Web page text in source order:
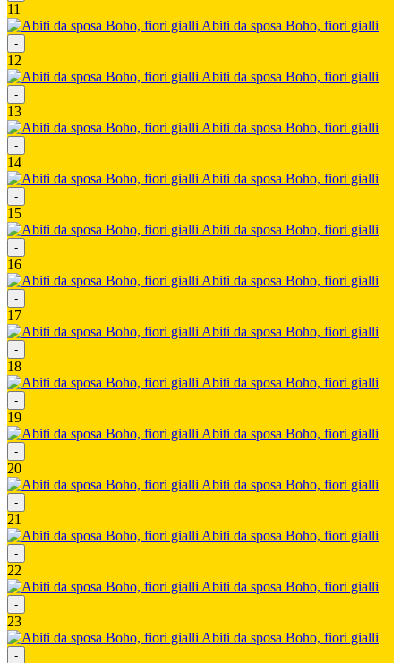
11
Abiti da sposa Boho, fiori gialli
-
12
Abiti da sposa Boho, fiori gialli
-
13
Abiti da sposa Boho, fiori gialli
-
14
Abiti da sposa Boho, fiori gialli
-
15
Abiti da sposa Boho, fiori gialli
-
16
Abiti da sposa Boho, fiori gialli
-
17
Abiti da sposa Boho, fiori gialli
-
18
Abiti da sposa Boho, fiori gialli
-
19
Abiti da sposa Boho, fiori gialli
-
20
Abiti da sposa Boho, fiori gialli
-
21
Abiti da sposa Boho, fiori gialli
-
22
Abiti da sposa Boho, fiori gialli
-
23
Abiti da sposa Boho, fiori gialli
-